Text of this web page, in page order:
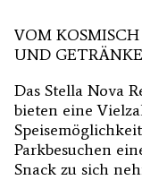
VOM
UND
Das Stella Nova
bieten eine
Parkbesuchen
Snack zu sich